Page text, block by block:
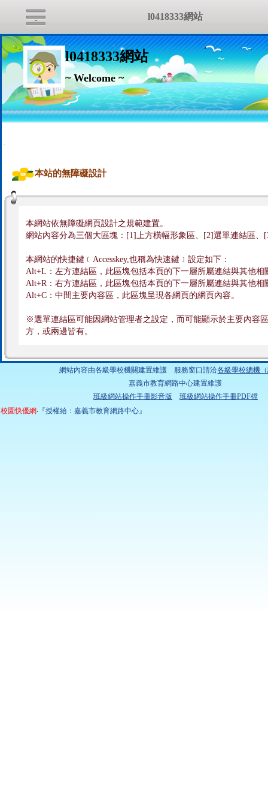
l0418333網站
~ Welcome ~
:::
本站的無障礙設計
本網站依無障礙網頁設計之規範建置。
網站內容分為三個大區塊：[1]上方橫幅形象區、[2]選單連結區、
本網站的快捷鍵﹝Accesskey,也稱為快速鍵﹞設定如下：
Alt+L：左方連結區，此區塊包括本頁的下一層所屬連結與其他相
Alt+R：右方連結區，此區塊包括本頁的下一層所屬連結與其他相
Alt+C：中間主要內容區，此區塊呈現各網頁的網頁內容。
※選單連結區可能因網站管理者之設定，而可能顯示於主要內容
方，或兩邊皆有。
網站內容由各級學校機關建置維護 服務窗口請洽各級學校總機
嘉義市教育網路中心建置維護
班級網站操作手冊影音版
班級網站操作手冊PDF檔
校園快優網‧『授權給：嘉義市教育網路中心』
l0418333網站